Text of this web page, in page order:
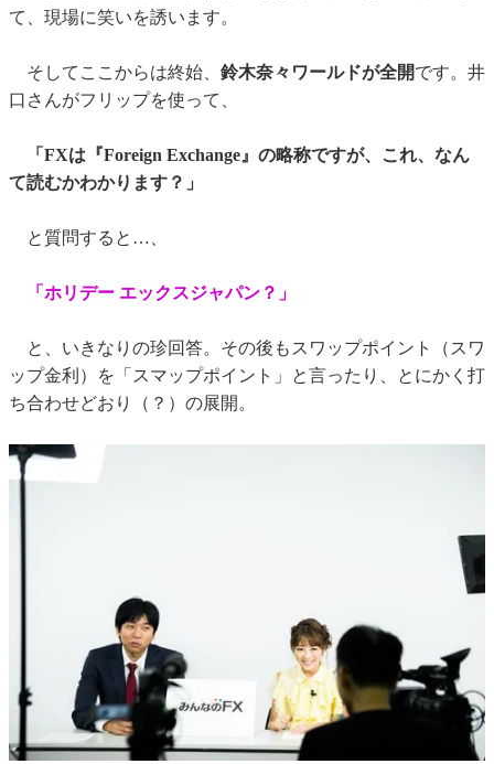
て、現場に笑いを誘います。
そしてここからは終始、 鈴木奈々ワールドが全開です。井
口さんがフリップを使って、
「FXは『Foreign Exchange』の略称ですが、これ、なん
て読むかわかります？」
と質問すると…、
「ホリデー エックスジャパン？」
と、いきなりの珍回答。その後もスワップポイント（スワ
ップ金利）を「スマップポイント」と言ったり、とにかく打
ち合わせどおり（？）の展開。